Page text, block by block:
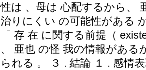
性は 、母は 心配するから、
治りにくい の可能性がある
「 存 在 に関する前提（
、 亜也 の怪 我の情報がある
られる 。 ３ . 結論 １ . 感情